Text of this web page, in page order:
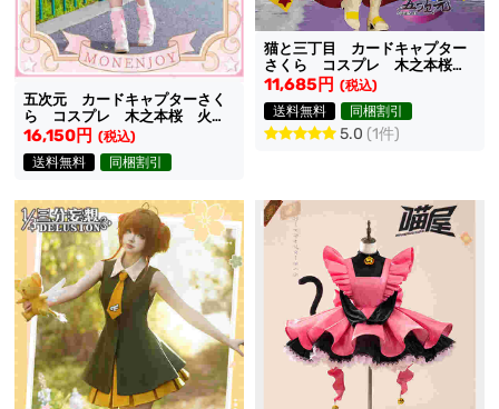
五次元 カードキャプターさく
ら コスプレ 木之本桜 火の
カードの戦闘服 衣装
16,150円 (税込)
送料無料
同梱割引
猫と三丁目 カードキャプター
さくら コスプレ 木之本桜
リターン 衣装
11,685円 (税込)
送料無料
同梱割引
5.0 (1件)